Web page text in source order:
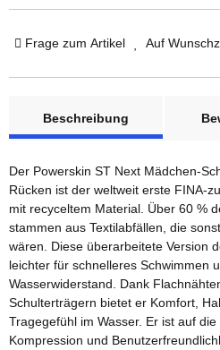
Frage zum Artikel Auf
Beschreibung
Der Powerskin ST Next Mädchen-
Rücken ist der weltweit erste FINA-
mit recyceltem Material. Über 60 %
stammen aus Textilabfällen, die
wären. Diese überarbeitete Version
leichter für schnelleres Schwimmen
Wasserwiderstand. Dank
Schulterträgern bietet er Komfort,
Tragegefühl im Wasser. Er ist auf
Kompression und